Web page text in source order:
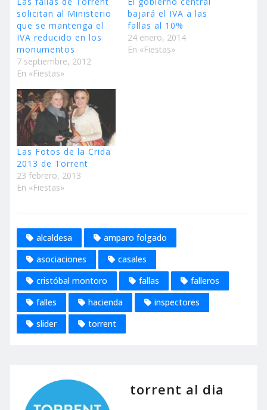
solicitan al Ministerio
que se mantenga el
IVA reducido en los
monumentos
7 septiembre, 2012
En «Fiestas»
bajará el IVA a las
fallas al 10%
24 enero, 2014
En «Fiestas»
Las Fotos de la Crida
2013 de Torrent
23 febrero, 2013
En «Fiestas»
alcaldesa
amparo folgado
asociaciones
casales
cristóbal montoro
fallas
falleros
falles
hacienda
inspectores
slider
torrent
torrent al dia